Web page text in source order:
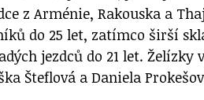
z Arménie, Rakouska a
do 25 let, zatímco širší
jezdců do 21 let. Želízky
Šteflová a Daniela